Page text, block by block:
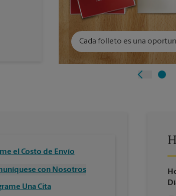
Cada folleto es una
el Costo de Envío
con Nosotros
Una Cita